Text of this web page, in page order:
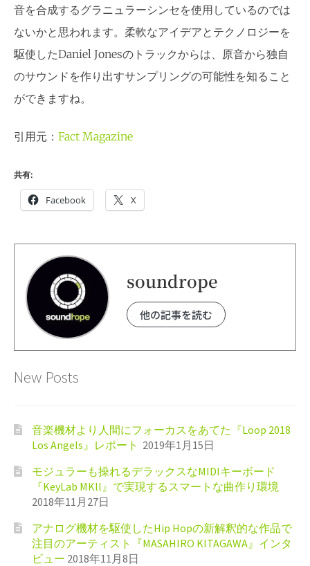
音を合成するグラニュラーシンセを使用しているのでは
ないかと思われます。柔軟なアイデアとテクノロジーを
駆使したDaniel Jonesのトラックからは、原音から独自
のサウンドを作り出すサンプリングの可能性を知ること
ができますね。
引用元： Fact Magazine
共有:
Facebook X
soundrope
他の記事を読む
New Posts
音楽機材より人間にフォーカスをあてた『Loop 2018
Los Angels』レポート 2019年1月15日
モジュラーも操れるデラックスなMIDIキーボード
『KeyLab MKll』で実現するスマートな曲作り環境
2018年11月27日
アナログ機材を駆使したHip Hopの新解釈的な作品で
注目のアーティスト『MASAHIRO KITAGAWA』インタ
ビュー 2018年11月8日